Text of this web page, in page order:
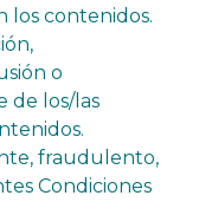
los contenidos.
o
de los/las
fraudulento,
Condiciones